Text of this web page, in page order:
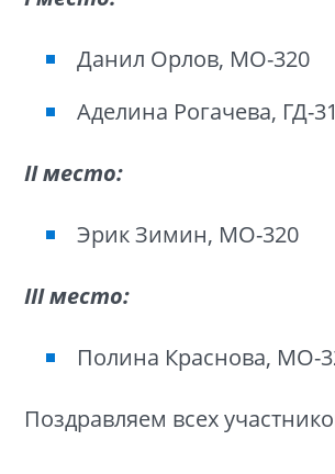
Данил Орлов, МО-320
Аделина Рогачева, ГД-
II место:
Эрик Зимин, МО-320
III место:
Полина Краснова, МО-
Поздравляем всех